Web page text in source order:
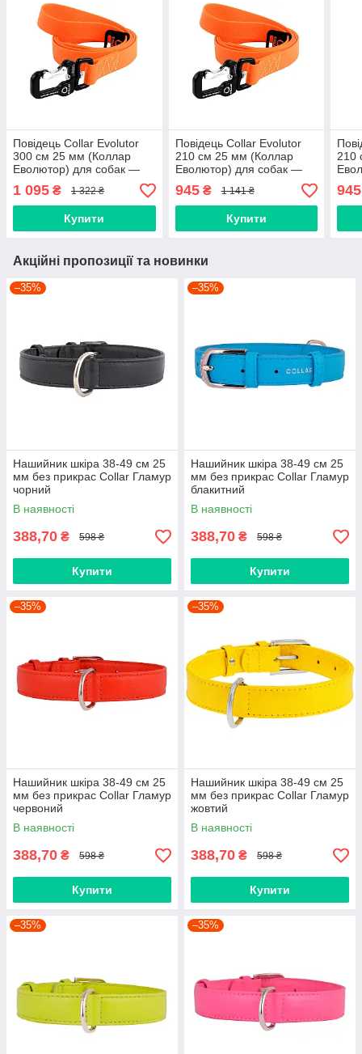
Повідець Collar Evolutor
300 см 25 мм (Коллар
Еволютор) для собак —
Найміцніший Повідець
помаранчевий
1 095 ₴ 1 322 ₴
Купити
Повідець Collar Evolutor
210 см 25 мм (Коллар
Еволютор) для собак —
Найміцніший Повідець
помаранчевий
945₴ 1 141 ₴
Купити
210
945
Акційні пропозиції та новинки
–35%
Нашийник шкіра 38-49 см 25
мм без прикрас Collar Гламур
чорний
В наявності
388,70 ₴ 598 ₴
Купити
–35%
Нашийник шкіра 38-49 см 25
мм без прикрас Collar Гламур
блакитний
В наявності
388,70 ₴ 598 ₴
Купити
–35%
Нашийник шкіра 38-49 см 25
мм без прикрас Collar Гламур
червоний
В наявності
388,70 ₴ 598 ₴
Купити
–35%
Нашийник шкіра 38-49 см 25
мм без прикрас Collar Гламур
жовтий
В наявності
388,70 ₴ 598 ₴
Купити
–35% –35%